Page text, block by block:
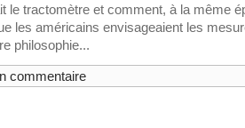
le tractomètre et comment, à la même
les américains envisageaient les
philosophie...
commentaire